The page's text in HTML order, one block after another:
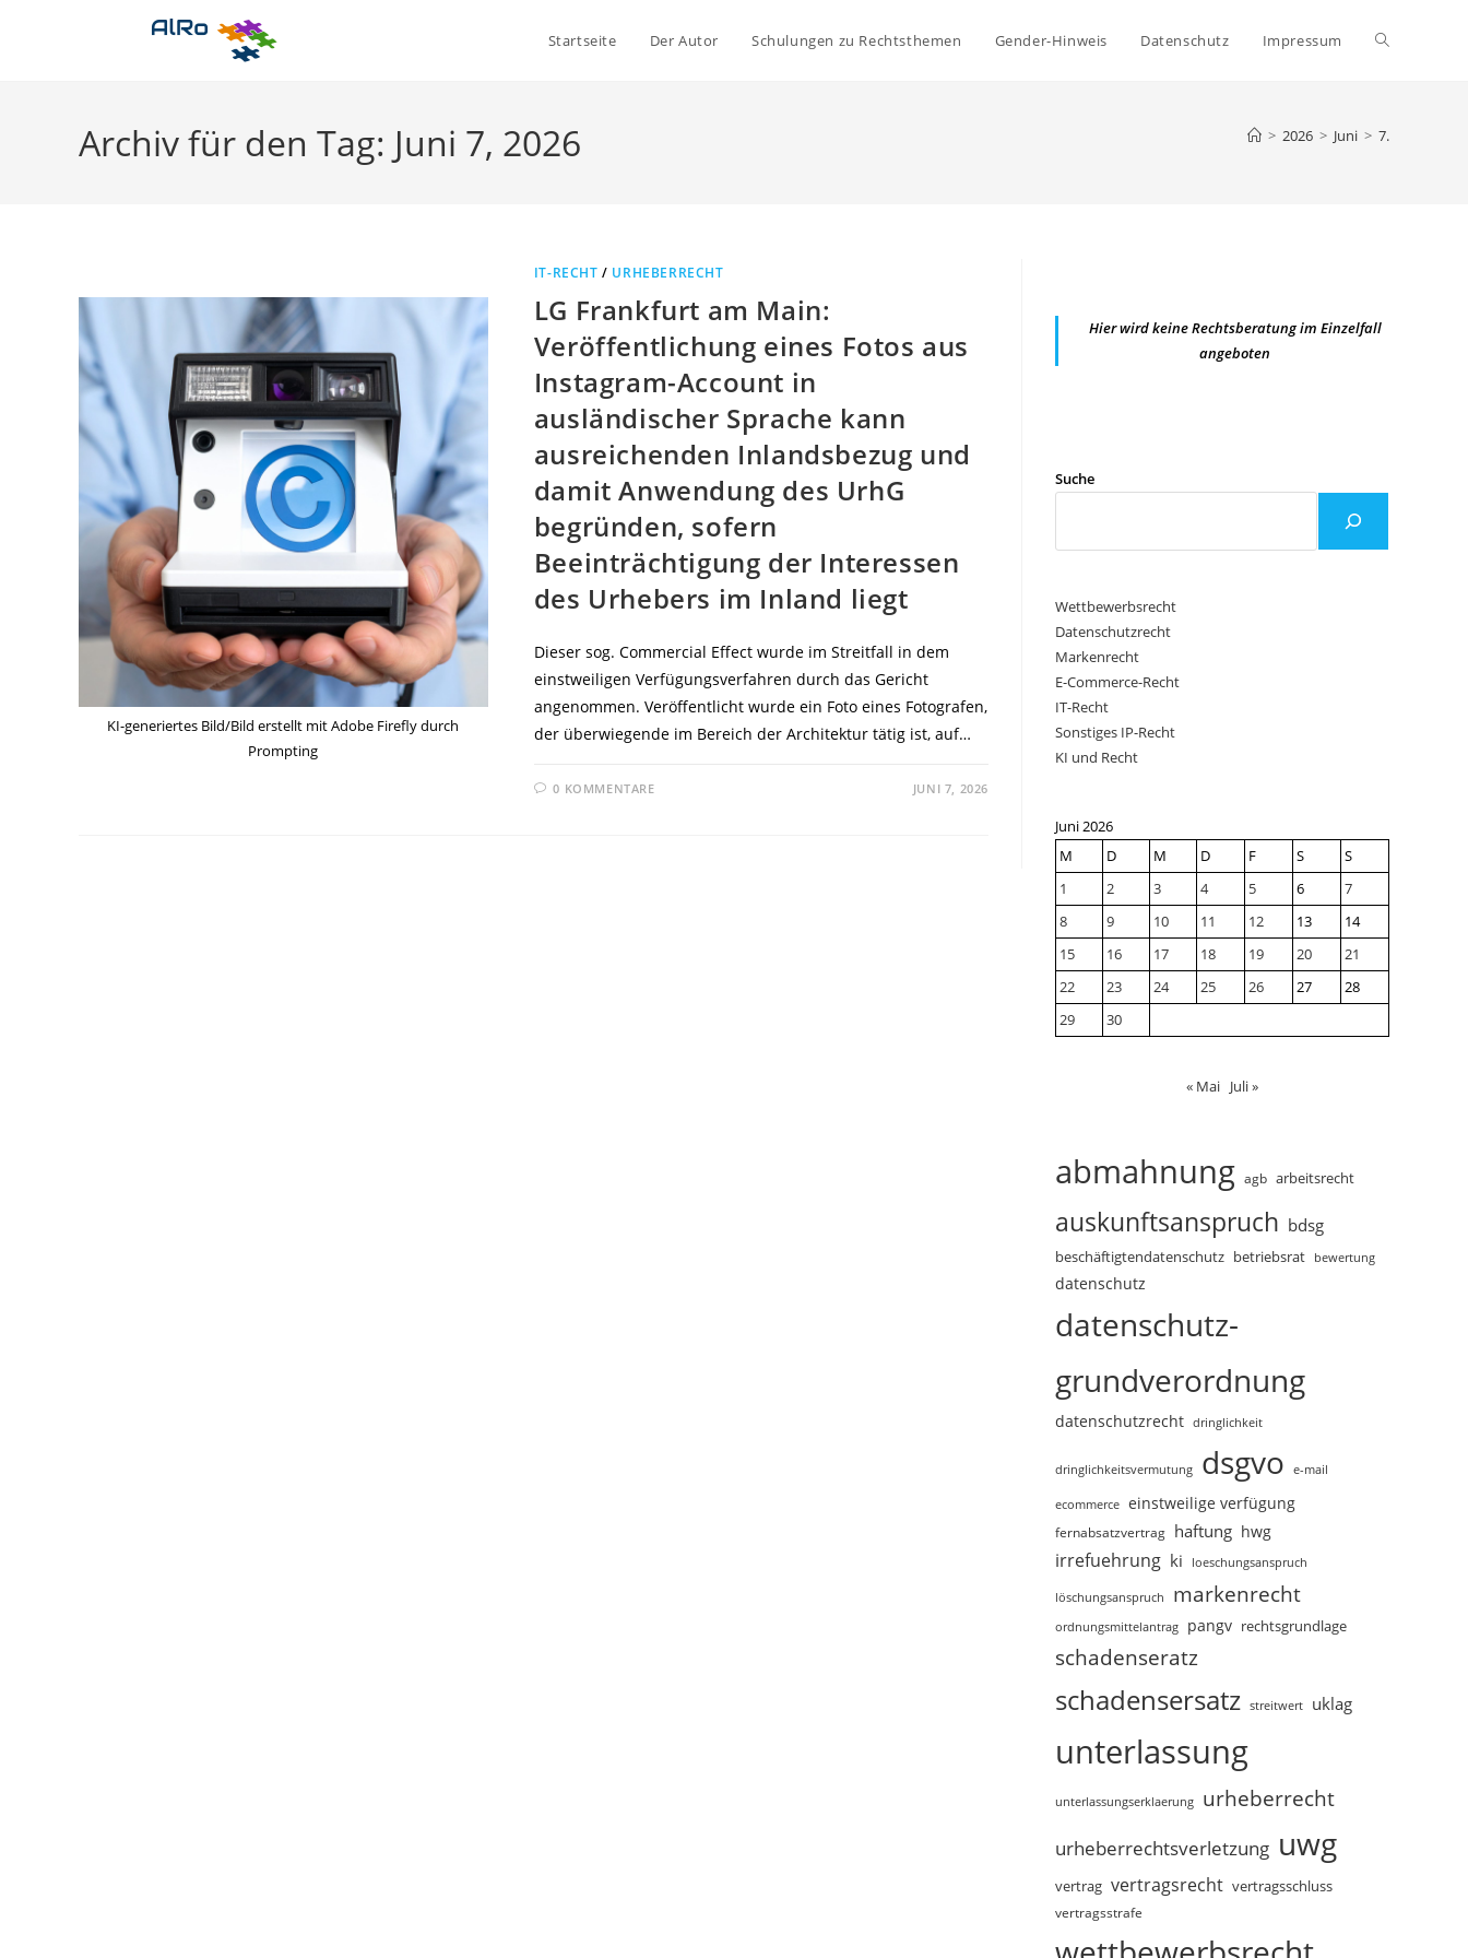
Startseite Der Autor Schulungen zu Rechtsthemen Gender-Hinweis Datenschutz Impressum Website-
Archiv für den Tag: Juni 7, 2026 > 2026 > Juni > 7.
KI-generiertes Bild/Bild erstellt mit Adobe Firefly durch
Prompting
IT-RECHT / URHEBERRECHT
LG Frankfurt am Main:
Veröffentlichung eines Fotos aus
Instagram-Account in
ausländischer Sprache kann
ausreichenden Inlandsbezug und
damit Anwendung des UrhG
begründen, sofern
Beeinträchtigung der Interessen
des Urhebers im Inland liegt
Dieser sog. Commercial Effect wurde im Streitfall in dem
einstweiligen Verfügungsverfahren durch das Gericht
angenommen. Veröffentlicht wurde ein Foto eines Fotografen,
der überwiegende im Bereich der Architektur tätig ist, auf…
0 KOMMENTARE JUNI 7, 2026
Hier wird keine Rechtsberatung im Einzelfall
angeboten
Suche
Wettbewerbsrecht
Datenschutzrecht
Markenrecht
E-Commerce-Recht
IT-Recht
Sonstiges IP-Recht
KI und Recht
Juni 2026
M
D M D F S
S
1
2 3 4 5 6
7
8
9 10 11 12 13
14
15
16 17 18 19 20
21
22
23 24 25 26 27
28
29
30
« Mai Juli »
abmahnung agb arbeitsrecht
auskunftsanspruch bdsg
beschäftigtendatenschutz betriebsrat bewertung
datenschutz
datenschutz-
grundverordnung
datenschutzrecht dringlichkeit
dringlichkeitsvermutung dsgvo e-mail
ecommerce einstweilige verfügung
fernabsatzvertrag haftung hwg
irrefuehrung ki loeschungsanspruch
löschungsanspruch markenrecht
ordnungsmittelantrag pangv rechtsgrundlage
schadenseratz
schadensersatz streitwert uklag
unterlassung
unterlassungserklaerung urheberrecht
urheberrechtsverletzung uwg
vertrag vertragsrecht vertragsschluss
vertragsstrafe